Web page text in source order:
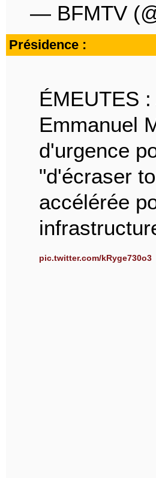
— BFMTV
Présidence :
ÉMEUTES
Emmanuel
d'urgence
"d'écraser
accélérée
pic.twitter.com/kRyge730o3